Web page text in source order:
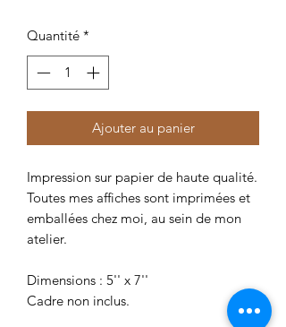
Quantité *
Ajouter au panier
Impression sur papier de haute qualité.
Toutes mes affiches sont imprimées et
emballées chez moi, au sein de mon
atelier.
Dimensions : 5'' x 7''
Cadre non inclus.